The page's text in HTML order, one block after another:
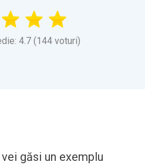
4.7 (144 voturi)
găsi un exemplu